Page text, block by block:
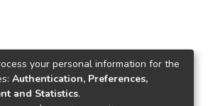
your personal information for the
Authentication, Preferences,
and Statistics.